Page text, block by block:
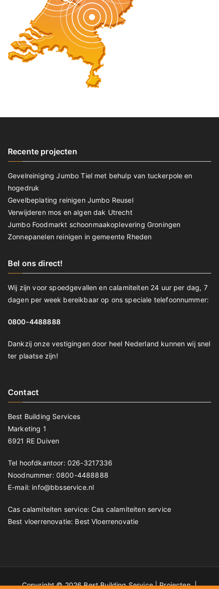
Recente projecten
Gevelreiniging Jumbo Tiel met behulp van tuckerpole en
hogedruk
Gevelbeplating reinigen Jumbo Reusel
Verwijderen mos en algen dak Utrecht
Jumbo Foodmarkt schoonmaakoplevering Groningen
Zonnepanelen reinigen in gemeente Rheden
Bel ons direct!
Wij zijn voor spoedgevallen en calamiteiten 24 uur per dag, 7
dagen per week bereikbaar op ons speciale telefoonnummer:
0800-4488888
Dankzij onze vestigingen door heel Nederland kunnen wij snel
ter plaatse zijn!
Contact
Best Building Services
Marketing 1
6921 RE Duiven
Tel hoofdkantoor: 026-3217336
Noodnummer: 0800-4488888
E-mail: info@bbsservice.nl
Cas calamiteiten service: Cas calamiteiten service
Best vloerrenovatie: Best Vloerrenovatie
Copyright © 2026 Best Building Service |Projecten|